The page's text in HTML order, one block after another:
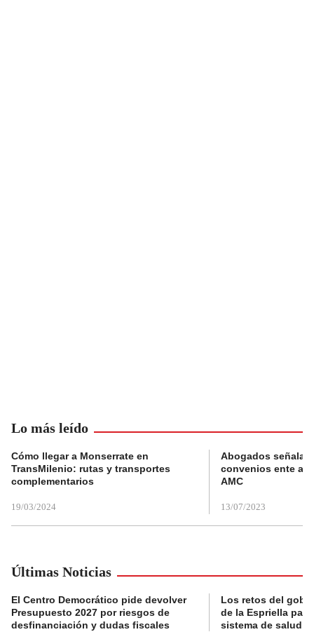
Lo más leído
Cómo llegar a Monserrate en
TransMilenio: rutas y transportes
complementarios
19/03/2024
Abogados
convenios ente
AMC
13/07/2023
Últimas Noticias
El Centro Democrático pide devolver
Presupuesto 2027 por riesgos de
desfinanciación y dudas fiscales
Los retos del
de la Espriella
sistema de salud